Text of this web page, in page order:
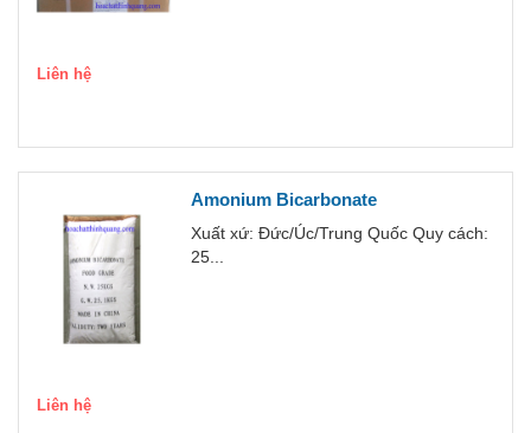
Liên hệ
Amonium Bicarbonate
Xuất xứ: Đức/Úc/Trung Quốc Quy cách:
25...
Liên hệ